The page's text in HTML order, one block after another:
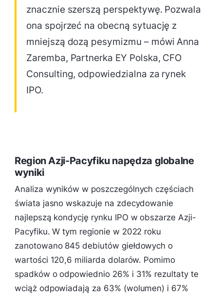
znacznie szerszą perspektywę. Pozwala
ona spojrzeć na obecną sytuację z
mniejszą dozą pesymizmu – mówi Anna
Zaremba, Partnerka EY Polska, CFO
Consulting, odpowiedzialna za rynek
IPO.
Region Azji-Pacyfiku napędza globalne
wyniki
Analiza wyników w poszczególnych częściach
świata jasno wskazuje na zdecydowanie
najlepszą kondycję rynku IPO w obszarze Azji-
Pacyfiku. W tym regionie w 2022 roku
zanotowano 845 debiutów giełdowych o
wartości 120,6 miliarda dolarów. Pomimo
spadków o odpowiednio 26% i 31% rezultaty te
wciąż odpowiadają za 63% (wolumen) i 67%